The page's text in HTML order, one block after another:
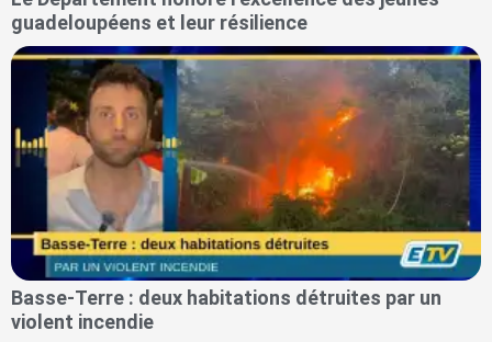
guadeloupéens et leur résilience
Basse-Terre : deux habitations détruites par un
violent incendie